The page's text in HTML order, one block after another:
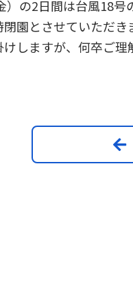
の2日間は台風18号
園とさせていただき
しますが、何卒ご理